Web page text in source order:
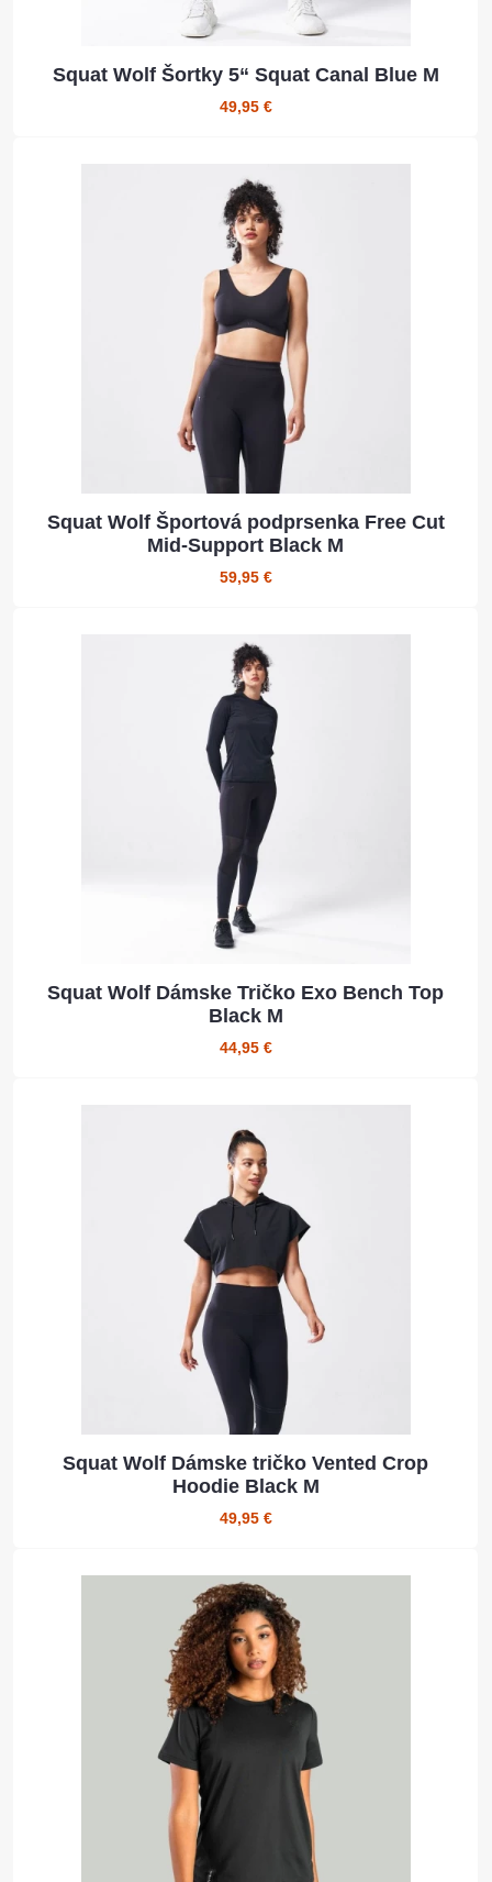
Squat Wolf Šortky 5“ Squat Canal Blue M
49,95 €
Squat Wolf Športová podprsenka Free Cut
Mid-Support Black M
59,95 €
Squat Wolf Dámske Tričko Exo Bench Top
Black M
44,95 €
Squat Wolf Dámske tričko Vented Crop
Hoodie Black M
49,95 €